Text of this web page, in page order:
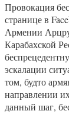
Провокация
странице в
Армении
Карабахской
эскалации
том, будто
направлении
данный шаг,